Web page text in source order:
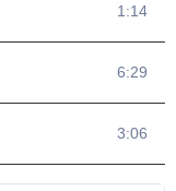
1:14
6:29
3:06